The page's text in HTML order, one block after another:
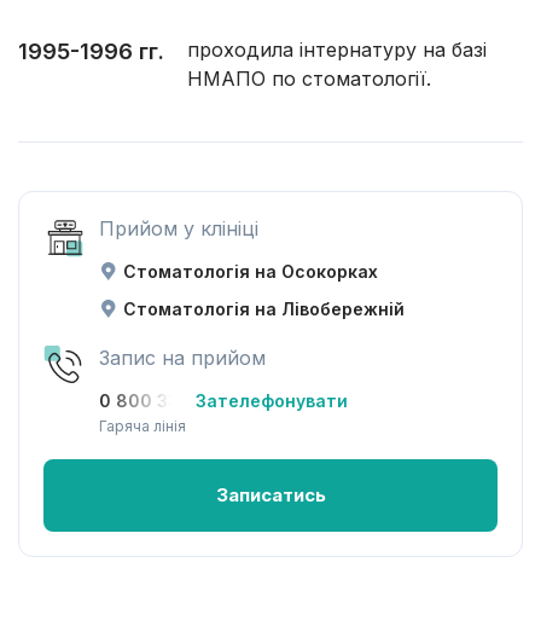
1995-1996 гг.
проходила інтернатуру на базі
НМАПО по стоматології.
Прийом у клініці
Стоматологія на Осокорках
Стоматологія на Лівобережній
Запис на прийом
0 800 33-08-12Зателефонувати
Гаряча лінія
Записатись